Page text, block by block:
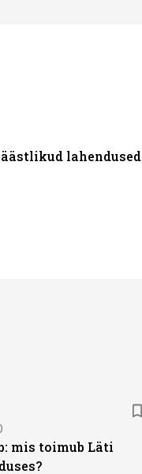
lahendused
mis toimub Läti